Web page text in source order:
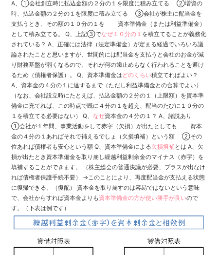
A、①会社創立時に払込金額の２分の１を限度に積み立てる ②増資の
時、払込金額の２分の１を限度に積み立てる ③会社が株主に配当金を
支払うとき、その額の１０分の１を 資本準備金（または利益準備金）
として積み立てる。 Q、上記③でなぜ１０分の１ を積立てることが義務化
されている？ A、正確には法律（法定準備金）が定まる経過でいろいろ議
論されたことと思いますが、世間的には配当金を支払うと会社のお金が減
り財務基盤が弱くなるので、それが何の歯止めもなく行われることを避け
るため（債権者保護）。 Q、資本準備金は どのくらい積立てればよい？
A、資本金の４分の１に達するまで（ただし利益準備金との合算でよい）
（なお、会社設立時にたとえば、払込金額の２分の１（上限額）を資本準
備金に充てれば、この時点で既に４分の１を超え、配当のたびに１０分の
１を積立てる必要はない） Q、 なぜ資本金の４分の１？ A、諸説あり
①会社が１年間、事業活動をして赤字（欠損）が出たとしても 資本
金の４分の１あればそれで補えるでしょ（欠損填補）という額 ②その
位あれば債権者も安心という額 Q、資本準備金による欠損填補とは A、欠
損が出たとき資本準備金を取り崩し繰越利益剰余金のマイナス（赤字）を
填補することができます。 （株主総会の普通決議が必要、プラスが出なけ
れば債権者保護手続不要） →このことにより、再度配当金が支払える状態
に復帰できる。（復配） 資本金を取り崩すのは容易ではないという意味
で、会社からすれば資本金よりも 資本準備金の方が使い勝手が良いので
す。（下表は例です）